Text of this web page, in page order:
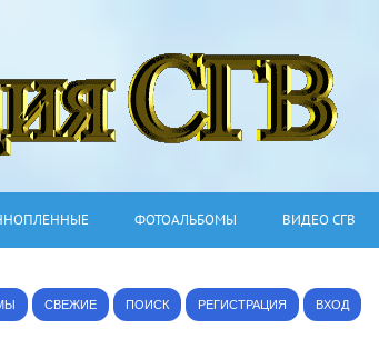
ФОТОАЛЬБОМЫ ВИДЕО СГВ
СВЕЖИЕ ПОИСК РЕГИСТРАЦИЯ ВХОД